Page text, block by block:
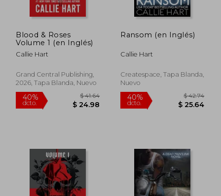
40%
dcto. $ 50.38
40%
dcto.
Blood & Roses
Volume 1 (en Inglés)
Callie Hart
Grand Central Publishing,
2026, Tapa Blanda, Nuevo
Ransom (en Inglés)
Callie Hart
Createspace, Tapa Blanda,
Nuevo